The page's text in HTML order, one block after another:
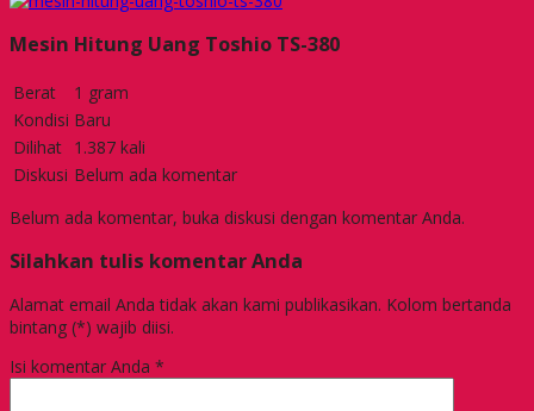
Mesin Hitung Uang Toshio TS-380
Berat
1 gram
Kondisi Baru
Dilihat 1.387 kali
Diskusi Belum ada komentar
Belum ada komentar, buka diskusi dengan komentar Anda.
Silahkan tulis komentar Anda
Alamat email Anda tidak akan kami publikasikan. Kolom bertanda
bintang (*) wajib diisi.
Isi komentar Anda *